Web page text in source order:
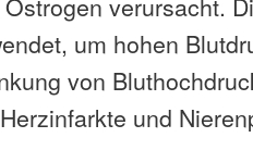
um hohen
von
und